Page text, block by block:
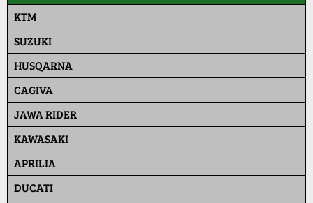
KTM
SUZUKI
HUSQARNA
CAGIVA
JAWA RIDER
KAWASAKI
APRILIA
DUCATI